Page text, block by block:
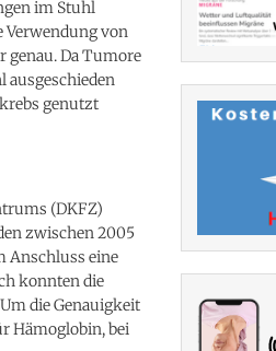
im Stuhl
Verwendung von
genau. Da Tumore
ausgeschieden
genutzt
(DKFZ)
zwischen 2005
Anschluss eine
konnten die
die Genauigkeit
Hämoglobin, bei